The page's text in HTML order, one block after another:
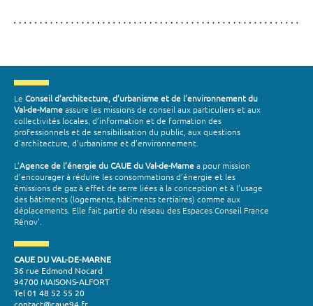
Le Conseil d’architecture, d’urbanisme et de l’environnement du
Val-de-Marneassure les missions de conseil aux particuliers et aux
collectivités locales, d’information et de formation des
professionnels et de sensibilisation du public, aux questions
d’architecture, d’urbanisme et d’environnement.
L’Agence de l’énergie du CAUE du Val-de-Marnea pour mission
d’encourager à réduire les consommations d’énergie et les
émissions de gaz à effet de serre liées à la conception et à l’usage
des bâtiments (logements, bâtiments tertiaires) comme aux
déplacements. Elle fait partie du réseau des Espaces Conseil France
Rénov'.
CAUE DU VAL-DE-MARNE
36 rue Edmond Nocard
94700 MAISONS-ALFORT
Tel 01 48 52 55 20